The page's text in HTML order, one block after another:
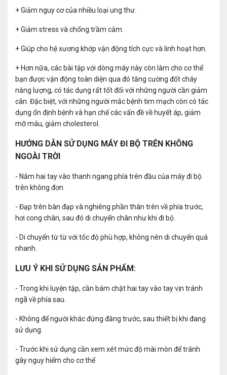
+ Giảm nguy cơ của nhiều loại ung thư.
+ Giảm stress và chống trầm cảm.
+ Giúp cho hệ xương khớp vận động tích cực và linh hoạt hơn.
+ Hơn nữa, các bài tập với dòng máy này còn làm cho cơ thể
bạn được vận động toàn diện qua đó tăng cường đốt cháy
năng lượng, có tác dụng rất tốt đối với những người cần giảm
cân. Đặc biệt, với những người mắc bệnh tim mạch còn có tác
dụng ổn định bệnh và hạn chế các vấn đề về huyết áp, giảm
mỡ máu, giảm cholesterol.
HƯỚNG DẪN SỬ DỤNG MÁY ĐI BỘ TRÊN KHÔNG
NGOÀI TRỜI
- Nắm hai tay vào thanh ngang phía trên đầu của máy đi bộ
trên không đơn.
- Đạp trên bàn đạp và nghiêng phần thân trên về phía trước,
hơi cong chân, sau đó di chuyển chân như khi đi bộ.
- Di chuyển từ từ với tốc độ phù hợp, không nên di chuyển quá
nhanh.
LƯU Ý KHI SỬ DỤNG SẢN PHẨM:
- Trong khi luyện tập, cần bám chặt hai tay vào tay vịn tránh
ngã về phía sau.
- Không để người khác đứng đằng trước, sau thiết bị khi đang
sử dụng.
- Trước khi sử dụng cần xem xét mức độ mài mòn để tránh
gây nguy hiểm cho cơ thể